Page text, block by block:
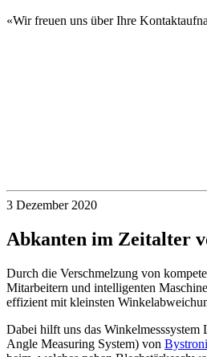
«Wir freuen uns über Ihre
3 Dezember 2020
Abkanten im Zeitalter
Durch die Verschmelzung von
Mitarbeitern und intelligenten
effizient mit kleinsten
Dabei hilft uns das
Angle Measuring System) von